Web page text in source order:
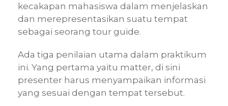
kecakapan mahasiswa dalam menjelaskan
dan merepresentasikan suatu tempat
sebagai seorang tour guide.
Ada tiga penilaian utama dalam praktikum
ini. Yang pertama yaitu matter, di sini
presenter harus menyampaikan informasi
yang sesuai dengan tempat tersebut.